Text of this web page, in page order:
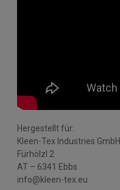
Hergestellt für:
Kleen-Tex Industries GmbH
Fürhölzl 2
AT – 6341 Ebbs
info@kleen-tex.eu